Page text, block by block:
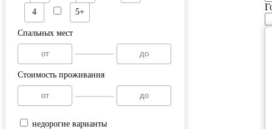
4 5+
Спальных мест
Стоимость проживания
недорогие варианты